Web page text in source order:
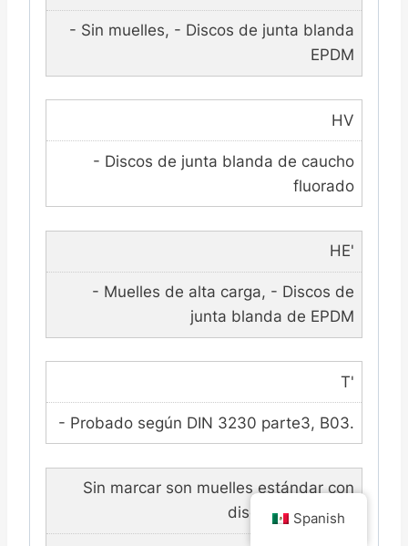
- Sin muelles, - Discos de junta blanda
EPDM
HV
- Discos de junta blanda de caucho
fluorado
HE'
- Muelles de alta carga, - Discos de
junta blanda de EPDM
T'
- Probado según DIN 3230 parte3, B03.
Sin marcar son muelles estándar con
discos metálicos.
Spanish